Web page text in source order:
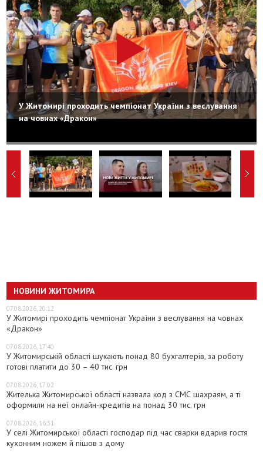
У Житомирі проходить чемпіонат України з веслування
на човнах «Дракон»
НОВИНИ ЖИТОМИРА
07.08.2026, 20:12
У Житомирі проходить чемпіонат України з веслування на човнах
«Дракон»
07.08.2026, 17:40
У Житомирській області шукають понад 80 бухгалтерів, за роботу
готові платити до 30 – 40 тис. грн
07.08.2026, 17:02
Жителька Житомирської області назвала код з СМС шахраям, а ті
оформили на неї онлайн-кредитів на понад 30 тис. грн
07.08.2026, 16:31
У селі Житомирської області господар під час сварки вдарив гостя
кухонним ножем й пішов з дому